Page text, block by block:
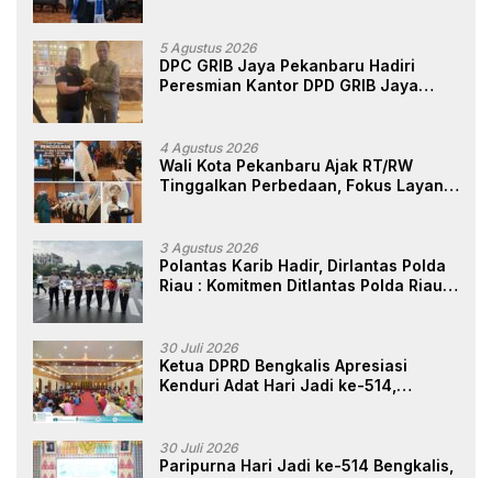
5 Agustus 2026
DPC GRIB Jaya Pekanbaru Hadiri
Peresmian Kantor DPD GRIB Jaya
4 Agustus 2026
Wali Kota Pekanbaru Ajak RT/RW
Tinggalkan Perbedaan, Fokus Layani
3 Agustus 2026
Polantas Karib Hadir, Dirlantas Polda
Riau : Komitmen Ditlantas Polda Riau
Masyarakat
30 Juli 2026
Ketua DPRD Bengkalis Apresiasi
Kenduri Adat Hari Jadi ke-514,
30 Juli 2026
Paripurna Hari Jadi ke-514 Bengkalis,